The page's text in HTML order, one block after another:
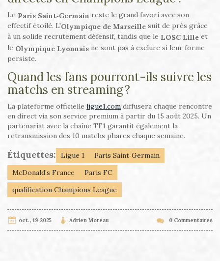
Le Paris Saint‑Germain reste le grand favori avec son
effectif étoilé. L'Olympique de Marseille suit de près grâce
à un solide recrutement défensif, tandis que le LOSC Lille et
le Olympique Lyonnais ne sont pas à exclure si leur forme
persiste.
Quand les fans pourront-ils suivre les
matchs en streaming ?
La plateforme officielle ligue1.com diffusera chaque rencontre
en direct via son service premium à partir du 15 août 2025. Un
partenariat avec la chaîne TF1 garantit également la
retransmission des 10 matchs phares chaque semaine.
Étiquettes: Ligue 1
Paris Saint‑Germain
McDonald’s France
Paris FC
qualification Champions League
oct., 19 2025 Adrien Moreau 0 Commentaires